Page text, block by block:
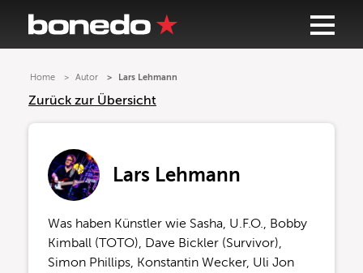
Home Autor Lars Lehmann
Zurück zur Übersicht
Lars Lehmann
Was haben Künstler wie Sasha, U.F.O., Bobby
Kimball (TOTO), Dave Bickler (Survivor),
Simon Phillips, Konstantin Wecker, Uli Jon